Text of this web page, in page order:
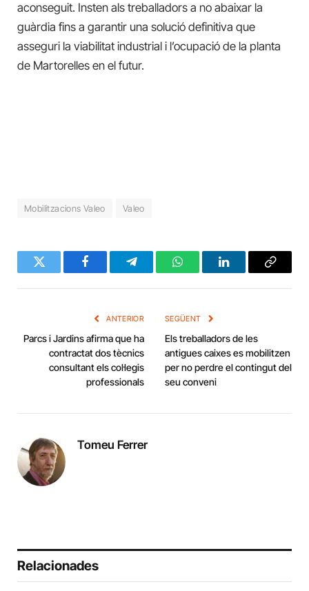
aconseguit. Insten als treballadors a no abaixar la
guàrdia fins a garantir una solució definitiva que
asseguri la viabilitat industrial i l’ocupació de la planta
de Martorelles en el futur.
Mobilitzacions Valeo Valeo
Twitter FacebookTelegramWhatsAppLinkedInCopy
ANTERIOR
Parcs i Jardins afirma que ha
contractat dos tècnics
consultant els col·legis
professionals
SEGÜENT
Els treballadors de les
antigues caixes es mobilitzen
per no perdre el contingut del
seu conveni
Tomeu Ferrer
Relacionades